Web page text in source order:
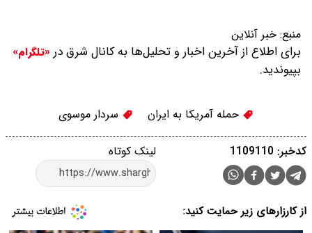
منبع: خبر آنلاین
برای اطلاع از آخرین اخبار و تحلیل‌ها به کانال شرق در «تلگرام»
بپیوندید.
حمله آمریکا به ایران سردار موسوی
لینک کوتاه کدخبر: 1109110
از کارزارهای زیر حمایت کنید: